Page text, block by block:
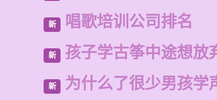
新 唱歌培训公司排名
新 孩子学古筝中途想放
新 为什么了很少男孩学